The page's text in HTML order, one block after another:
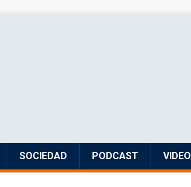
SOCIEDAD PODCAST VIDEO